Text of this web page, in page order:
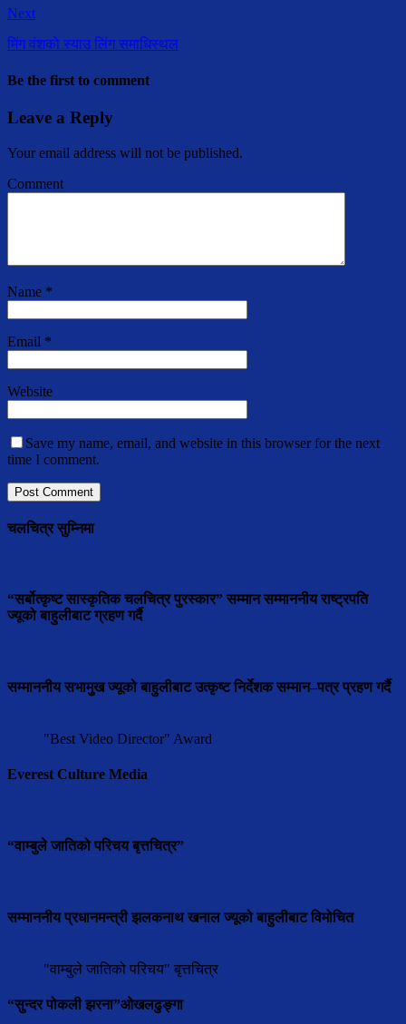
Next
मिंग वंशको स्याउ लिंग समाधिस्थल
Be the first to comment
Leave a Reply
Your email address will not be published.
Comment
Name *
Email *
Website
Save my name, email, and website in this browser for the next
time I comment.
चलचित्र सुम्निमा
“सर्बोत्कृष्ट सास्कृतिक चलचित्र पुरस्कार” सम्मान सम्माननीय राष्ट्रपति
ज्यूको बाहुलीबाट ग्रहण गर्दै
सम्माननीय सभामुुख ज्यूको बाहुलीबाट उत्कृष्ट निर्देशक सम्मान–पत्र प्रहण गर्दै
"Best Video Director" Award
Everest Culture Media
“वाम्बुले जातिको परिचय बृत्तचित्र”
सम्माननीय प्रधानमन्त्री झलकनाथ खनाल ज्यूको बाहुलीबाट विमोचित
"वाम्बुले जातिको परिचय" बृत्तचित्र
“सुन्दर पोकली झरना”ओखलढुङ्गा